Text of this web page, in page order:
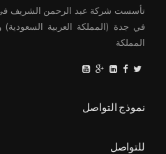
في جدة (المملكة العربية
المملكة
نموذج التواصل
للتواصل